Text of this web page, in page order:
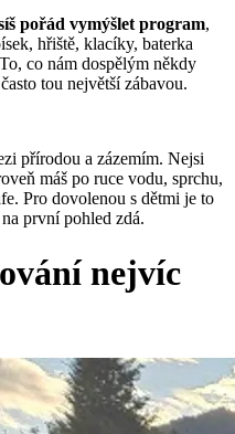
pořád vymýšlet program,
hřiště, klacíky, baterka
co nám dospělým někdy
tou největší zábavou.
přírodou a zázemím. Nejsi
máš po ruce vodu, sprchu,
Pro dovolenou s dětmi je to
první pohled zdá.
nejvíc